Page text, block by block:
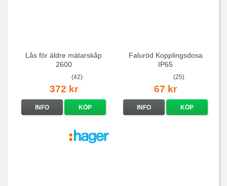
Lås för äldre mätarskåp
2600
(42)
372 kr
INFO KÖP
Faluröd Kopplingsdosa
IP65
(25)
67 kr
INFO KÖP